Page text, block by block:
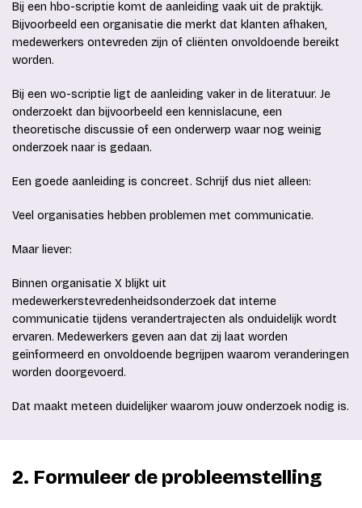
Bij een hbo-scriptie komt de aanleiding vaak uit de praktijk.
Bijvoorbeeld een organisatie die merkt dat klanten afhaken,
medewerkers ontevreden zijn of cliënten onvoldoende bereikt
worden.
Bij een wo-scriptie ligt de aanleiding vaker in de literatuur. Je
onderzoekt dan bijvoorbeeld een kennislacune, een
theoretische discussie of een onderwerp waar nog weinig
onderzoek naar is gedaan.
Een goede aanleiding is concreet. Schrijf dus niet alleen:
Veel organisaties hebben problemen met communicatie.
Maar liever:
Binnen organisatie X blijkt uit
medewerkerstevredenheidsonderzoek dat interne
communicatie tijdens verandertrajecten als onduidelijk wordt
ervaren. Medewerkers geven aan dat zij laat worden
geïnformeerd en onvoldoende begrijpen waarom veranderingen
worden doorgevoerd.
Dat maakt meteen duidelijker waarom jouw onderzoek nodig is.
2. Formuleer de probleemstelling